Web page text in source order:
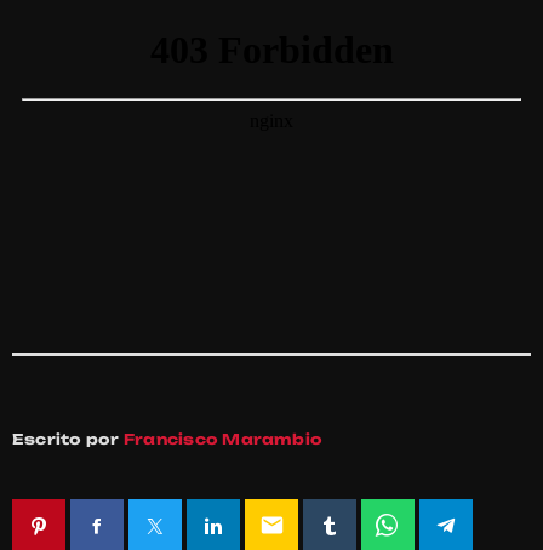
Escrito por Francisco Marambio
email